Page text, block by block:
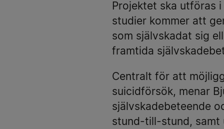
Projektet ska utföras
studier kommer att
som självskadat sig
framtida
Centralt för att
suicidförsök, menar
självskadebeteende
stund-till-stund, samt